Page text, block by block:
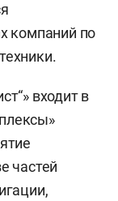
компаний по
входит в
частей